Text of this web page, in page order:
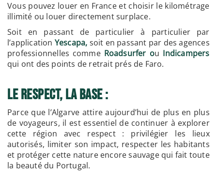
Vous pouvez louer en France et choisir le kilométrage
illimité ou louer directement surplace.
Soit en passant de particulier à particulier par
l’application Yescapa, soit en passant par des agences
professionnelles comme Roadsurfer ou Indicampers
qui ont des points de retrait prés de Faro.
Le Respect, la base :
Parce que l’Algarve attire aujourd’hui de plus en plus
de voyageurs, il est essentiel de continuer à explorer
cette région avec respect : privilégier les lieux
autorisés, limiter son impact, respecter les habitants
et protéger cette nature encore sauvage qui fait toute
la beauté du Portugal.